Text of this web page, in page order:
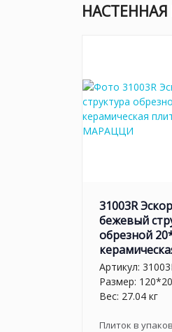
31003R
бежевый
обрезной
Артикул:
Размер:
Вес: 27.04 кг
Плиток в